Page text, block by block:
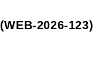
WEB-2026-123